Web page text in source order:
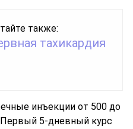
также:
тахикардия
инъекции от 500 до
5-дневный курс